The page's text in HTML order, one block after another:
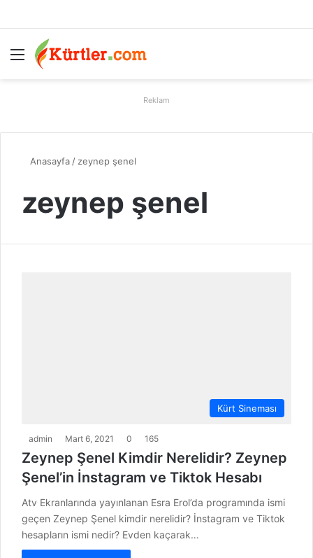
Menü
Reklam
Anasayfa / zeynep şenel
zeynep şenel
Kürt Sineması
admin Mart 6, 2021 0 165
Zeynep Şenel Kimdir Nerelidir? Zeynep
Şenel’in İnstagram ve Tiktok Hesabı
Atv Ekranlarında yayınlanan Esra Erol’da programında ismi
geçen Zeynep Şenel kimdir nerelidir? İnstagram ve Tiktok
hesapların ismi nedir? Evden kaçarak…